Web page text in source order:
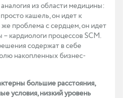
из области медицины:
кашель, он идет к
проблема с сердцем, он идет
– кардиологи процессов SCM.
содержат в себе
накопленных бизнес-
большие расстояния,
условия, низкий уровень